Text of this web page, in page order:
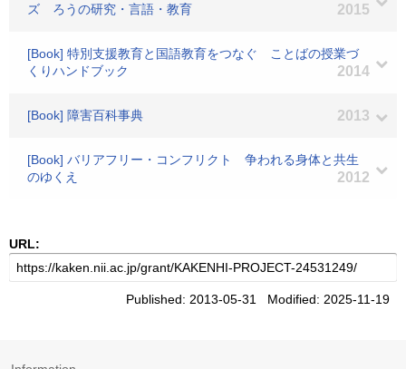
ズ ろうの研究・言語・教育
2015
[Book] 特別支援教育と国語教育をつなぐ ことばの授業づ
くりハンドブック
2014
[Book] 障害百科事典 2013
[Book] バリアフリー・コンフリクト 争われる身体と共生
のゆくえ
2012
URL:
Published: 2013-05-31 Modified: 2025-11-19